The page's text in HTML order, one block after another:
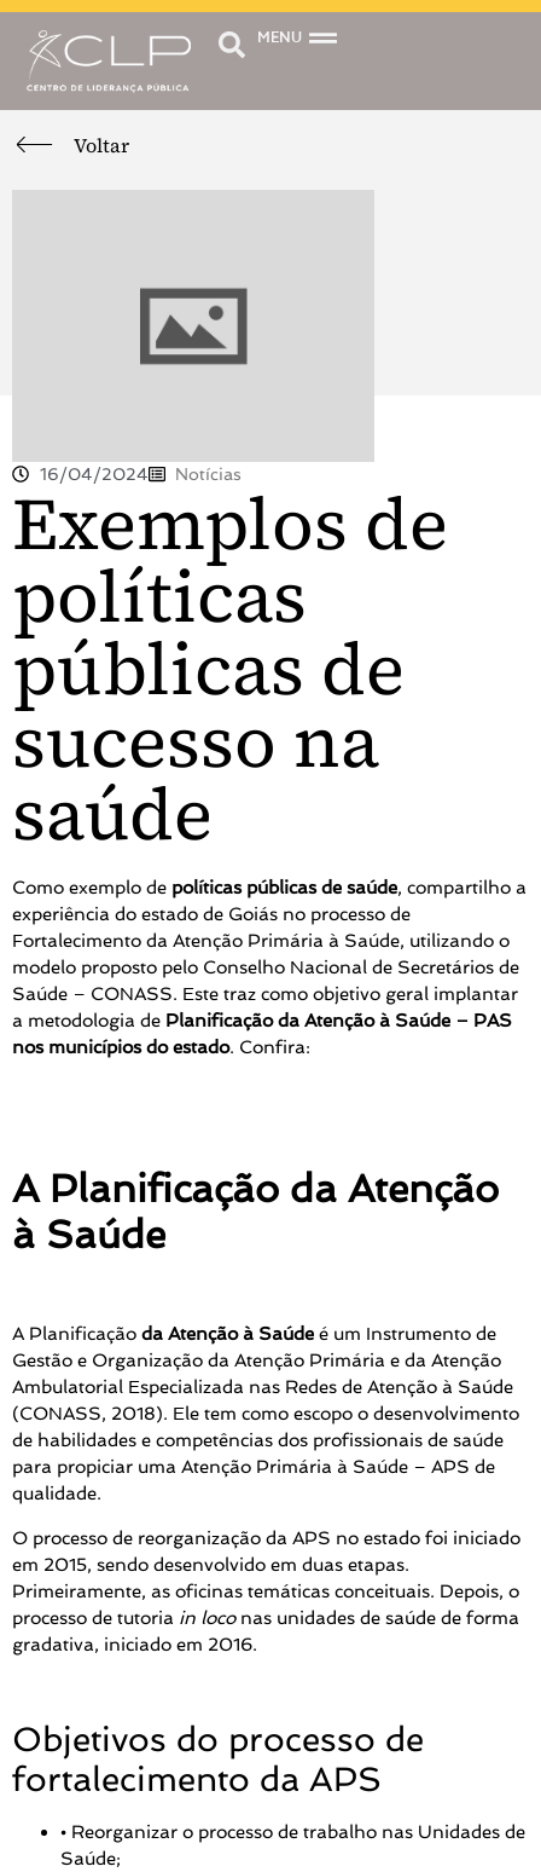
MENU
Voltar
16/04/2024 Notícias
Exemplos de
políticas
públicas de
sucesso na
saúde
Como exemplo de políticas públicas de saúde, compartilho a
experiência do estado de Goiás no processo de
Fortalecimento da Atenção Primária à Saúde, utilizando o
modelo proposto pelo Conselho Nacional de Secretários de
Saúde – CONASS. Este traz como objetivo geral implantar
a metodologia de Planificação da Atenção à Saúde – PAS
nos municípios do estado. Confira:
A Planificação da Atenção
à Saúde
A Planificação da Atenção à Saúde é um Instrumento de
Gestão e Organização da Atenção Primária e da Atenção
Ambulatorial Especializada nas Redes de Atenção à Saúde
(CONASS, 2018). Ele tem como escopo o desenvolvimento
de habilidades e competências dos profissionais de saúde
para propiciar uma Atenção Primária à Saúde – APS de
qualidade.
O processo de reorganização da APS no estado foi iniciado
em 2015, sendo desenvolvido em duas etapas.
Primeiramente, as oficinas temáticas conceituais. Depois, o
processo de tutoria in loco nas unidades de saúde de forma
gradativa, iniciado em 2016.
Objetivos do processo de
fortalecimento da APS
• Reorganizar o processo de trabalho nas Unidades de
Saúde;